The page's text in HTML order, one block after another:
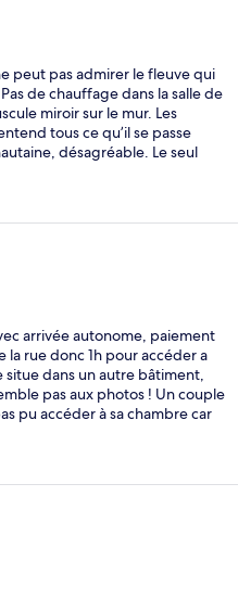
peut pas admirer le fleuve qui
de chauffage dans la salle de
miroir sur le mur. Les
tous ce qu’il se passe
désagréable. Le seul
s’arrête là.
arrivée autonome, paiement
rue donc 1h pour accéder a
dans un autre bâtiment,
pas aux photos ! Un couple
pu accéder à sa chambre car
malgré avoir essaye de
l'hôtel, pour qu'il déverrouille
la pour vous aider...